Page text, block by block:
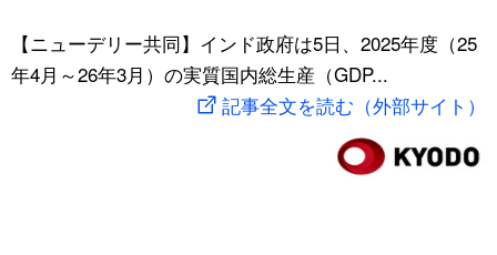
文化
動画/Live
スポーツ・東京2020
【ニューデリー共同】インド政府は5日、2025年度（25
年4月～26年3月）の実質国内総生産（GDP...
記事全文を読む（外部サイト）